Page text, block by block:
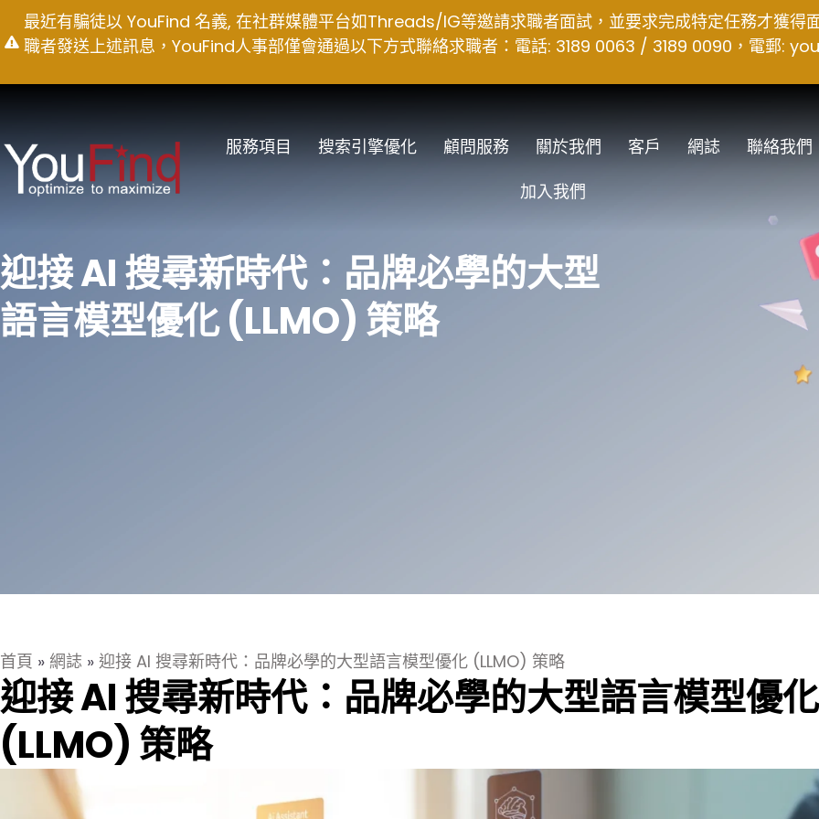
to
最近有騙徒以 YouFind 名義, 在社群媒體平台如Threads/IG等邀請求職者面試，並要求完成特定任務才獲得
職者發送上述訊息，YouFind人事部僅會通過以下方式聯絡求職者：電話: 3189 0063 / 3189 0090，電郵:
服務項目 搜索引擎優化 顧問服務 關於我們 客戶 網誌
聯絡我們
加入我們
迎接 AI 搜尋新時代：品牌必學的大型
語言模型優化 (LLMO) 策略
首頁 » 網誌 » 迎接 AI 搜尋新時代：品牌必學的大型語言模型優化 (LLMO) 策略
迎接 AI 搜尋新時代：品牌必學的大型語言模型優化
(LLMO) 策略